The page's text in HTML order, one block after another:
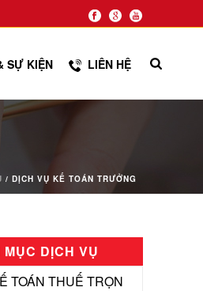
SỰ KIỆN LIÊN HỆ
/ DỊCH VỤ KẾ TOÁN TRƯỞNG
MỤC DỊCH VỤ
TOÁN THUẾ TRỌN